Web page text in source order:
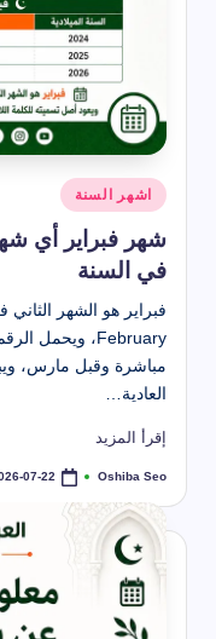
نُشر
في
اشهر السنة
شهر فبراير أي
في السنة
فبراير هو الشهر الثاني
العادية…
إقرأ المزيد
تمّ
بواسطة
Oshiba Seo
07-22